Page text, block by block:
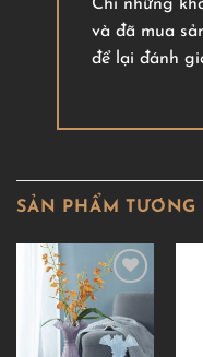
Chỉ những
và đã mua
để lại đánh
SẢN PHẨM TƯƠNG